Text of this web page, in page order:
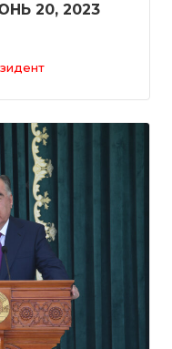
20, 2023